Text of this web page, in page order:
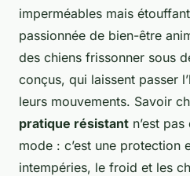
imperméables mais
passionnée de bien-être
des chiens frissonner sous
conçus, qui laissent passer
leurs mouvements. Savoir
pratique résistant n’est
mode : c’est une protection
intempéries, le froid et les